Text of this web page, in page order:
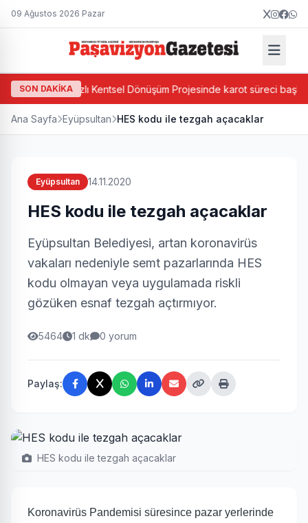
09 Ağustos 2026 Pazar
SON DAKİKA
Ada Bazlı Kentsel Dönüşüm Projesinde karot süreci başladı
Ana Sayfa Eyüpsultan HES kodu ile tezgah açacaklar
Eyüpsultan 14.11.2020
HES kodu ile tezgah açacaklar
Eyüpsultan Belediyesi, artan koronavirüs
vakaları nedeniyle semt pazarlarında HES
kodu olmayan veya uygulamada riskli
gözüken esnaf tezgah açtırmıyor.
5464 1 dk 0 yorum
Paylaş:
HES kodu ile tezgah açacaklar
Koronavirüs Pandemisi süresince pazar yerlerinde